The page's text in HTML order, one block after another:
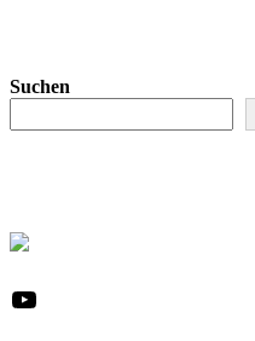
Suchen
YouTube